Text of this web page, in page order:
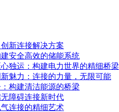
新连接解决方案
安全高效的储能系统
独运：构建电力世界的精细桥梁
魅力：连接的力量，无限可能
构建清洁能源的桥梁
障碍连接新时代
连接的精细艺术